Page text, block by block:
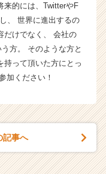
来的には、TwitterやF
、 世界に進出するの
だけでなく、 会社の
方。 そのような方と
持って頂いた方にとっ
加ください！
記事へ